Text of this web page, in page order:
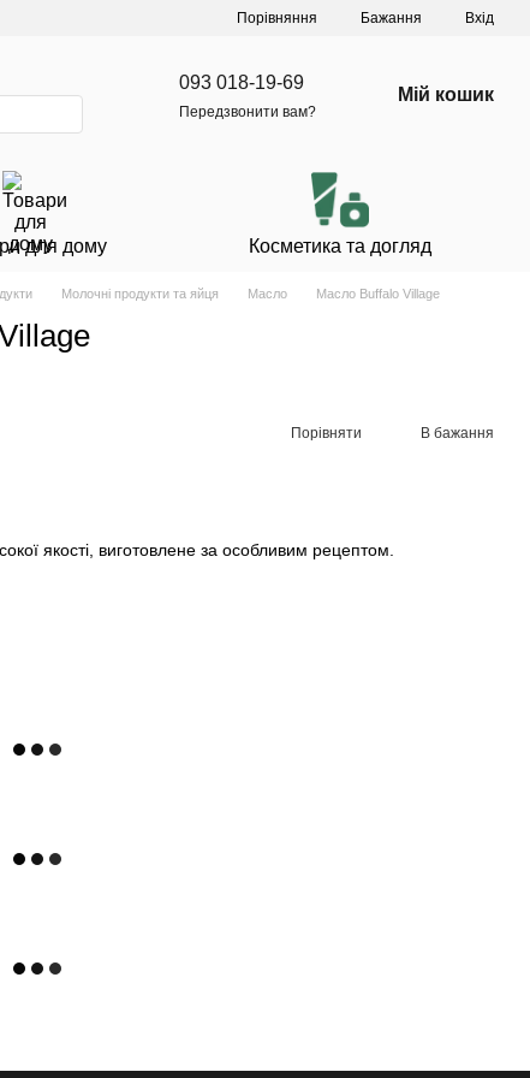
Порівняння Бажання Вхід
093 018-19-69
Передзвонити вам?
Мій кошик
для дому Косметика та догляд
Молочні продукти та яйця Масло Масло Buffalo Village
Порівняти В бажання
якості, виготовлене за особливим рецептом.